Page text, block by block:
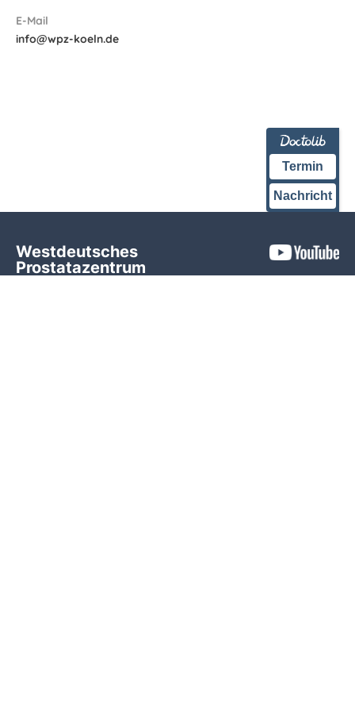
E-Mail
info@wpz-koeln.de
Termin
Nachricht
Westdeutsches
Prostatazentrum